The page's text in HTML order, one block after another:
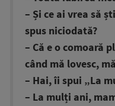
– Și ce ai vrea să
spus niciodată?
– Că e o comoară
când mă lovesc,
– Hai, îi spui „La
– La mulți ani,